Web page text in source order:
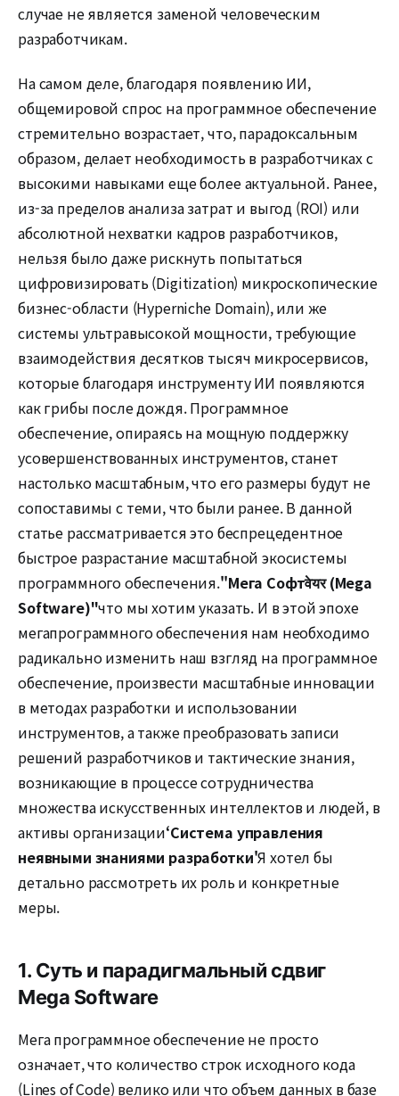
случае не является заменой человеческим
разработчикам.
На самом деле, благодаря появлению ИИ,
общемировой спрос на программное обеспечение
стремительно возрастает, что, парадоксальным
образом, делает необходимость в разработчиках с
высокими навыками еще более актуальной. Ранее,
из-за пределов анализа затрат и выгод (ROI) или
абсолютной нехватки кадров разработчиков,
нельзя было даже рискнуть попытаться
цифровизировать (Digitization) микроскопические
бизнес-области (Hyperniche Domain), или же
системы ультравысокой мощности, требующие
взаимодействия десятков тысяч микросервисов,
которые благодаря инструменту ИИ появляются
как грибы после дождя. Программное
обеспечение, опираясь на мощную поддержку
усовершенствованных инструментов, станет
настолько масштабным, что его размеры будут не
сопоставимы с теми, что были ранее. В данной
статье рассматривается это беспрецедентное
быстрое разрастание масштабной экосистемы
программного обеспечения."Мега Софтवेयर (Mega
Software)"что мы хотим указать. И в этой эпохе
мегапрограммного обеспечения нам необходимо
радикально изменить наш взгляд на программное
обеспечение, произвести масштабные инновации
в методах разработки и использовании
инструментов, а также преобразовать записи
решений разработчиков и тактические знания,
возникающие в процессе сотрудничества
множества искусственных интеллектов и людей, в
активы организации‘Система управления
неявными знаниями разработки'Я хотел бы
детально рассмотреть их роль и конкретные
меры.
1. Суть и парадигмальный сдвиг
Mega Software
Мега программное обеспечение не просто
означает, что количество строк исходного кода
(Lines of Code) велико или что объем данных в базе